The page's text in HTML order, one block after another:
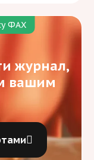
ФАХ
журнал,
вашим